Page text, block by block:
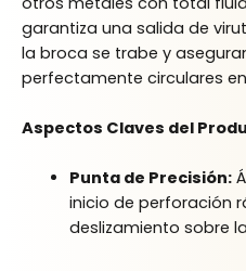
garantiza una salida de
la broca se trabe y
perfectamente circulares
Aspectos Claves del
Punta de Precisión:
inicio de perforación
deslizamiento sobre